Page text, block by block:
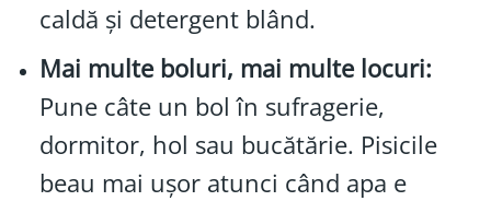
caldă și detergent blând.
Mai multe boluri, mai multe locuri:
Pune câte un bol în sufragerie,
dormitor, hol sau bucătărie. Pisicile
beau mai ușor atunci când apa e